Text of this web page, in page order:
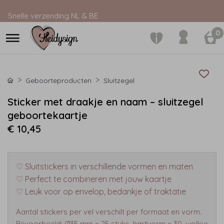
★★★★★4,9/5 op Google
Snelle verzending NL & BE
0
Geboorteproducten Sluitzegel
Sticker met draakje en naam – sluitzegel
geboortekaartje
€ 10,45
♡ Sluitstickers in verschillende vormen en maten
♡ Perfect te combineren met jouw kaartje
♡ Leuk voor op envelop, bedankje of traktatie
Aantal stickers per vel verschilt per formaat en vorm.